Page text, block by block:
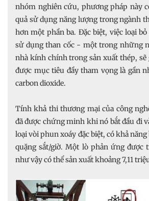
nhóm nghiên cứu, phương pháp này
quả sử dụng năng lượng trong ngành
hơn một phần ba. Đặc biệt, việc loại
sử dụng than cốc - một trong những
nhà kính chính trong sản xuất thép, sẽ
được mục tiêu đầy tham vọng là gần
carbon dioxide.
Tính khả thi thương mại của công
đã được chứng minh khi nó bắt đầu đi
loại vòi phun xoáy đặc biệt, có khả
quặng sắt/giờ. Một lò phản ứng được
như vậy có thể sản xuất khoảng 7,11